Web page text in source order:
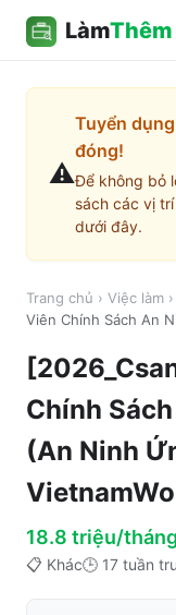
LàmThêm
⚠️
Tuyển
đóng!
Để không bỏ
sách các vị
dưới đây.
Trang chủ › Việc làm ›
Viên Chính Sách An
Chính
(An Ninh
18.8 triệu/tháng
📋 Khác🕒 17 tuần